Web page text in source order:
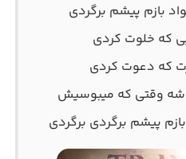
بازم پیشم برگردی
که خلوت کردی
که دعوت کردی
وقتی که میبوسیش
پیشم برگردی برگردی